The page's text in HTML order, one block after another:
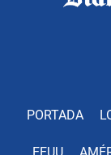
PORTADA